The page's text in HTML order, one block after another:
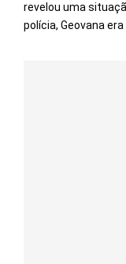
revelou uma
polícia, Geovana